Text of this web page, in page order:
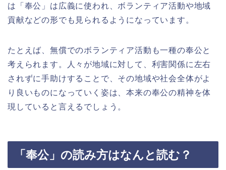
は「奉公」は広義に使われ、ボランティア活動や地域
貢献などの形でも見られるようになっています。
たとえば、無償でのボランティア活動も一種の奉公と
考えられます。人々が地域に対して、利害関係に左右
されずに手助けすることで、その地域や社会全体がよ
り良いものになっていく姿は、本来の奉公の精神を体
現していると言えるでしょう。
「奉公」の読み方はなんと読む？